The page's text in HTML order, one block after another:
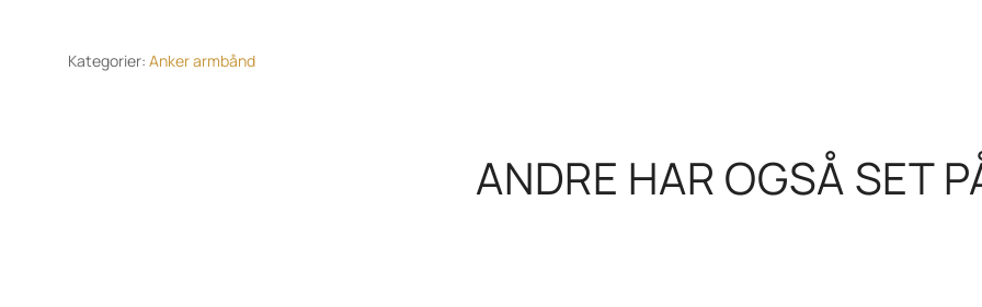
Kategorier: Anker armbånd
ANDRE HAR OGSÅ SET